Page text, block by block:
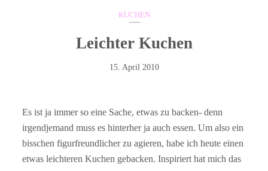
KUCHEN
Leichter Kuchen
15. April 2010
Es ist ja immer so eine Sache, etwas zu backen- denn
irgendjemand muss es hinterher ja auch essen. Um also ein
bisschen figurfreundlicher zu agieren, habe ich heute einen
etwas leichteren Kuchen gebacken. Inspiriert hat mich das